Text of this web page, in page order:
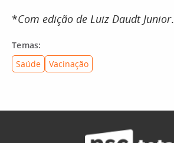
*Com edição de Luiz Daudt Junior.
Temas:
Saúde
Vacinação